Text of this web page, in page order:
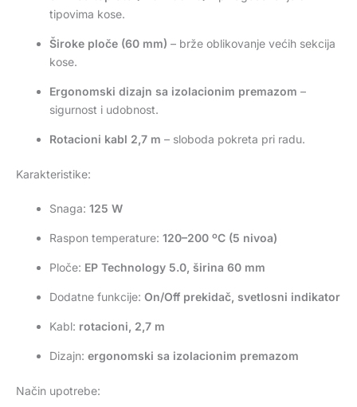
tipovima kose.
Široke ploče (60 mm) – brže oblikovanje većih sekcija
kose.
Ergonomski dizajn sa izolacionim premazom –
sigurnost i udobnost.
Rotacioni kabl 2,7 m – sloboda pokreta pri radu.
Karakteristike:
Snaga: 125 W
Raspon temperature: 120–200 ºC (5 nivoa)
Ploče: EP Technology 5.0, širina 60 mm
Dodatne funkcije: On/Off prekidač, svetlosni indikator
Kabl: rotacioni, 2,7 m
Dizajn: ergonomski sa izolacionim premazom
Način upotrebe: